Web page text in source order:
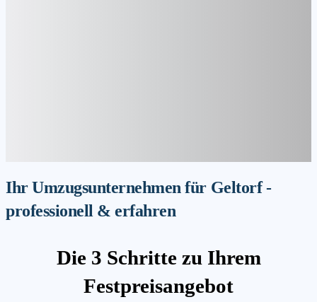
Ihr Umzugsunternehmen für Geltorf -
professionell & erfahren
Die 3 Schritte zu Ihrem
Festpreisangebot